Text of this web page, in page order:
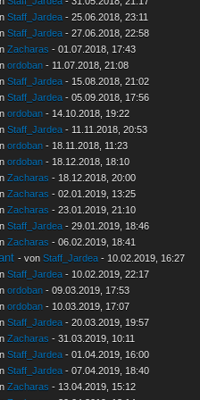
Staff_Jardea - 25.06.2018, 23:11
Staff_Jardea - 27.06.2018, 22:58
Zacharas - 01.07.2018, 17:43
ordoban - 11.07.2018, 21:08
Staff_Jardea - 15.08.2018, 21:02
Staff_Jardea - 05.09.2018, 17:56
ordoban - 14.10.2018, 19:22
Staff_Jardea - 11.11.2018, 20:53
ordoban - 18.11.2018, 11:23
ordoban - 18.12.2018, 18:10
Zacharas - 18.12.2018, 20:00
Zacharas - 02.01.2019, 13:25
Zacharas - 23.01.2019, 21:10
Staff_Jardea - 29.01.2019, 18:46
Zacharas - 06.02.2019, 18:41
- vonStaff_Jardea - 10.02.2019, 16:27
Staff_Jardea - 10.02.2019, 22:17
ordoban - 09.03.2019, 17:53
ordoban - 10.03.2019, 17:07
Staff_Jardea - 20.03.2019, 19:57
Zacharas - 31.03.2019, 10:11
Staff_Jardea - 01.04.2019, 16:00
Staff_Jardea - 07.04.2019, 18:40
Zacharas - 13.04.2019, 15:12